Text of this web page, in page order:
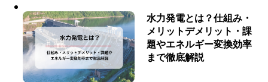
水力発電とは？仕組み・
メリットデメリット・課
題やエネルギー変換効率
まで徹底解説